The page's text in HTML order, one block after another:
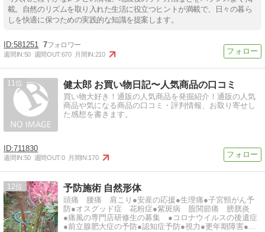
載。自然のリズムを取り入れた生活に役立つヒントが満載で、日々の暮ら
しを快適に保つための実践的な知識を提案します。
581251 7
週間IN:50 週間OUT:670 月間IN:210
11 健太郎 お買い物日記〜人気商品の口コミ
買い物大好き！通販の人気商品を発掘紹介！通販の人気
商品や気になる商品の口コミ・評判情報、お取り寄せし
た感想を書きます。
711830
週間IN:50 週間OUT:0 月間IN:170
12 予防施術 自然形体
頭痛 腰痛 肩こり●安産の応援●生理痛●子宮頸がん予
防●オスグッド症 花粉症●紫斑病 股関節痛 膀胱炎
●痛風の専門店研修生の募集 ●コロナウイルスの後遺症
●前立腺肥大症の予防●認知症予防●視力●更年期障害●て